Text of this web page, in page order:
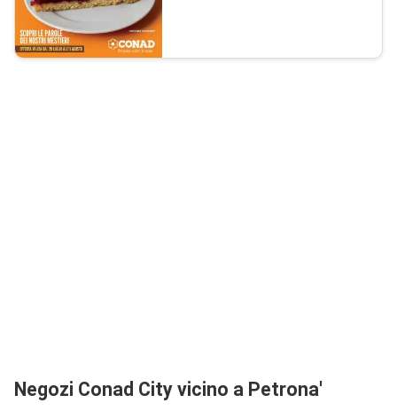
Negozi Conad City vicino a Petrona'